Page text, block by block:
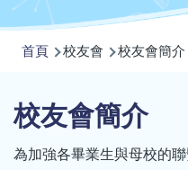
導
連
結
首頁 校友會 校友會簡介
校友會簡介
為加強各畢業生與母校的